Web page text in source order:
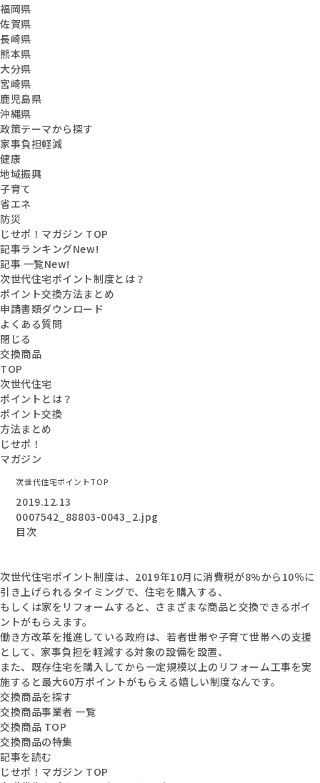
福岡県
佐賀県
長崎県
熊本県
大分県
宮崎県
鹿児島県
沖縄県
政策テーマから探す
家事負担軽減
健康
地域振興
子育て
省エネ
防災
じせポ！マガジン TOP
記事ランキングNew!
記事 一覧New!
次世代住宅ポイント制度とは？
ポイント交換方法まとめ
申請書類ダウンロード
よくある質問
閉じる
交換商品
TOP
次世代住宅
ポイントとは？
ポイント交換
方法まとめ
じせポ！
マガジン
次世代住宅ポイントTOP
2019.12.13
0007542_88803-0043_2.jpg
目次
次世代住宅ポイント制度は、2019年10月に消費税が8%から10％に
引き上げられるタイミングで、住宅を購入する、
もしくは家をリフォームすると、さまざまな商品と交換できるポイ
ントがもらえます。
働き方改革を推進している政府は、若者世帯や子育て世帯への支援
として、家事負担を軽減する対象の設備を設置、
また、既存住宅を購入してから一定規模以上のリフォーム工事を実
施すると最大60万ポイントがもらえる嬉しい制度なんです。
交換商品を探す
交換商品事業者 一覧
交換商品 TOP
交換商品の特集
記事を読む
じせポ！マガジン TOP